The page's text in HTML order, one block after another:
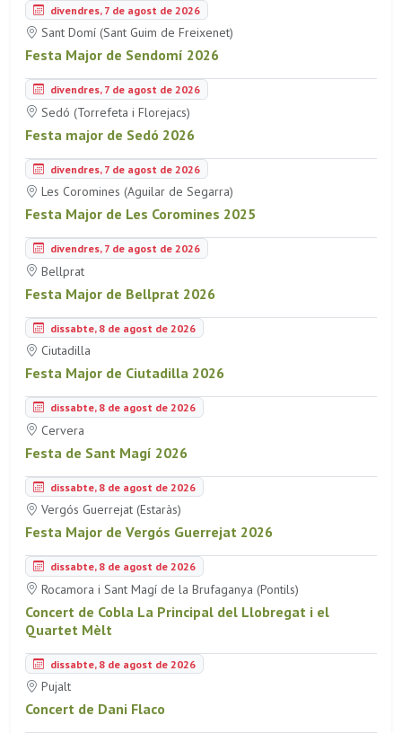
divendres, 7 de agost de 2026
Sant Domí (Sant Guim de Freixenet)
Festa Major de Sendomí 2026
divendres, 7 de agost de 2026
Sedó (Torrefeta i Florejacs)
Festa major de Sedó 2026
divendres, 7 de agost de 2026
Les Coromines (Aguilar de Segarra)
Festa Major de Les Coromines 2025
divendres, 7 de agost de 2026
Bellprat
Festa Major de Bellprat 2026
dissabte, 8 de agost de 2026
Ciutadilla
Festa Major de Ciutadilla 2026
dissabte, 8 de agost de 2026
Cervera
Festa de Sant Magí 2026
dissabte, 8 de agost de 2026
Vergós Guerrejat (Estaràs)
Festa Major de Vergós Guerrejat 2026
dissabte, 8 de agost de 2026
Rocamora i Sant Magí de la Brufaganya (Pontils)
Concert de Cobla La Principal del Llobregat i el
Quartet Mèlt
dissabte, 8 de agost de 2026
Pujalt
Concert de Dani Flaco